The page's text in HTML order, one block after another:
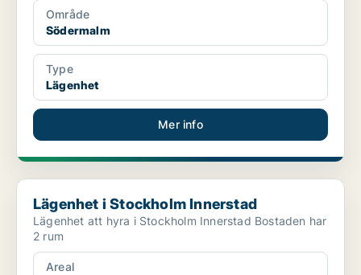
Område
Södermalm
Type
Lägenhet
Mer info
Lägenhet i Stockholm Innerstad
Lägenhet i Stockholm Innerstad
Lägenhet att hyra i Stockholm Innerstad Bostaden har
2 rum
Areal